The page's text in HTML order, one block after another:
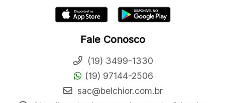
Fale Conosco
(19) 3499-1330
(19) 97144-2506
sac@belchior.com.br